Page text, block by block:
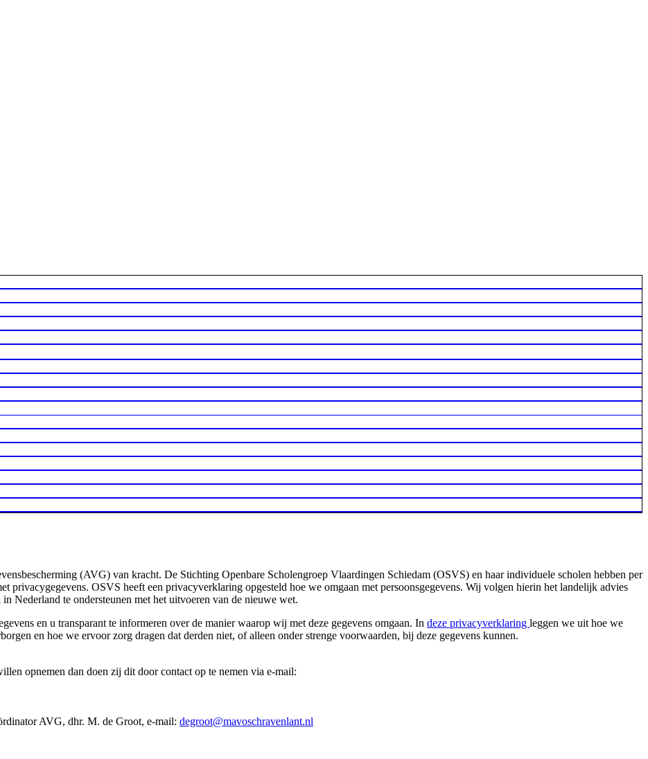
(AVG) van kracht. De Stichting Openbare Scholengroep Vlaardingen Schiedam (OSVS) en haar individuele scholen hebben per
privacygegevens. OSVS heeft een privacyverklaring opgesteld hoe we omgaan met persoonsgegevens. Wij volgen hierin het landelijk advies
Nederland te ondersteunen met het uitvoeren van de nieuwe wet.
en u transparant te informeren over de manier waarop wij met deze gegevens omgaan. In deze privacyverklaring leggen we uit hoe we
en hoe we ervoor zorg dragen dat derden niet, of alleen onder strenge voorwaarden, bij deze gegevens kunnen.
opnemen dan doen zij dit door contact op te nemen via e-mail:
AVG, dhr. M. de Groot, e-mail: degroot@mavoschravenlant.nl